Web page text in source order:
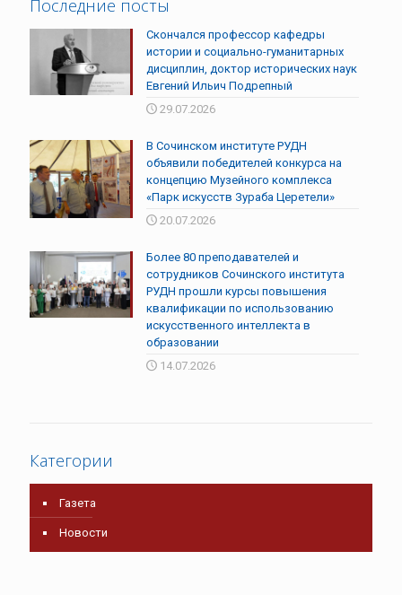
Последние посты
Скончался профессор кафедры
истории и социально-гуманитарных
дисциплин, доктор исторических наук
Евгений Ильич Подрепный
29.07.2026
В Сочинском институте РУДН
объявили победителей конкурса на
концепцию Музейного комплекса
«Парк искусств Зураба Церетели»
20.07.2026
Более 80 преподавателей и
сотрудников Сочинского института
РУДН прошли курсы повышения
квалификации по использованию
искусственного интеллекта в
образовании
14.07.2026
Категории
Газета
Новости